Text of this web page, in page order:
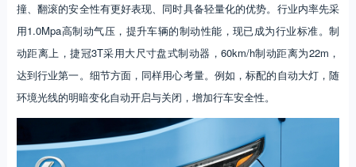
撞、翻滚的安全性有更好表现、同时具备轻量化的优势。行业内率先采
用1.0Mpa高制动气压，提升车辆的制动性能，现已成为行业标准。制
动距离上，捷冠3T采用大尺寸盘式制动器，60km/h制动距离为22m，
达到行业第一。细节方面，同样用心考量。例如，标配的自动大灯，随
环境光线的明暗变化自动开启与关闭，增加行车安全性。